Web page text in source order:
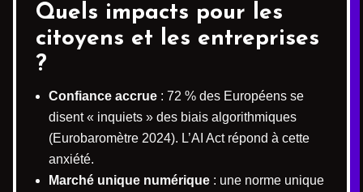
Quels impacts pour les
citoyens et les entreprises
?
Confiance accrue : 72 % des Européens se
disent « inquiets » des biais algorithmiques
(Eurobaromètre 2024). L’AI Act répond à cette
anxiété.
Marché unique numérique : une norme unique